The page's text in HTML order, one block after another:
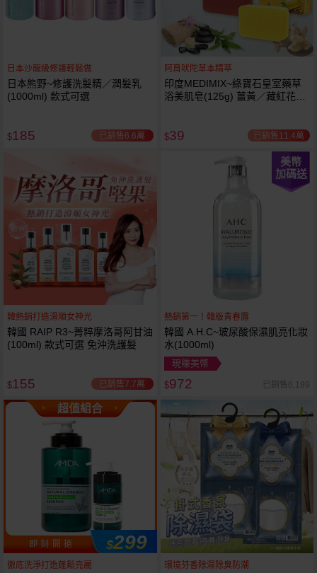
日本沙龍級修護輕鬆做
日本熊野~修護洗髮精／潤髮乳
(1000ml) 款式可選
$185 已銷售6.6萬
阿育吠陀草本精萃
印度MEDIMIX~綠寶石皇室藥草
浴美肌皂(125g) 薑黃／藏紅花／
$39 已銷售11.4萬
韓熱銷打造滑順女神光
韓國 RAIP R3~菁粹摩洛哥阿甘油
(100ml) 款式可選 免沖洗護髮
$155 已銷售7.7萬
美幣
加碼送
熱銷第一！韓版青春露
韓國 A.H.C~玻尿酸保濕肌亮化妝
水(1000ml)
現賺美幣
$972 已銷售6,199
超值組合
即 刻 開 搶 $299
徹底洗淨打造蓬鬆亮麗 環境芬香除濕除臭防潮